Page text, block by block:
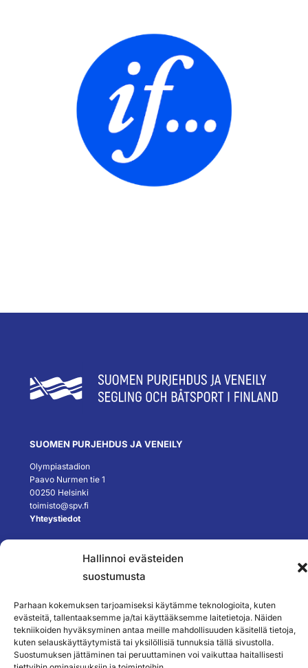
Hallinnoi evästeiden
suostumusta
Parhaan kokemuksen tarjoamiseksi käytämme teknologioita, kuten
evästeitä, tallentaaksemme ja/tai käyttääksemme laitetietoja. Näiden
tekniikoiden hyväksyminen antaa meille mahdollisuuden käsitellä tietoja,
kuten selauskäyttäytymistä tai yksilöllisiä tunnuksia tällä sivustolla.
Suostumuksen jättäminen tai peruuttaminen voi vaikuttaa haitallisesti
SUOMEN PURJEHDUS JA VENEILY
Olympiastadion
Paavo Nurmen tie 1
00250 Helsinki
toimisto@spv.fi
Yhteystiedot